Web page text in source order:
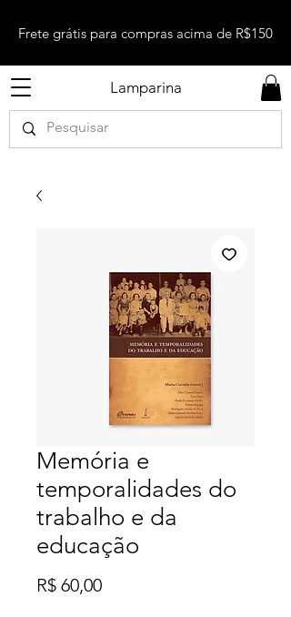
Lamparina
Frete grátis para compras acima de R$150
Memória e
temporalidades do
trabalho e da
educação
R$ 60,00Preço